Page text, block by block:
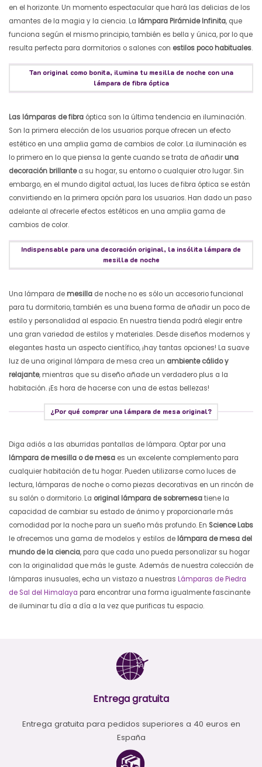
en el horizonte. Un momento espectacular que hará las delicias de los
amantes de la magia y la ciencia. La lámpara Pirámide Infinita, que
funciona según el mismo principio, también es bella y única, por lo que
resulta perfecta para dormitorios o salones con estilos poco habituales.
Tan original como bonita, ilumina tu mesilla de noche con una
lámpara de fibra óptica
Las lámparas de fibra óptica son la última tendencia en iluminación.
Son la primera elección de los usuarios porque ofrecen un efecto
estético en una amplia gama de cambios de color. La iluminación es
lo primero en lo que piensa la gente cuando se trata de añadir una
decoración brillantea su hogar, su entorno o cualquier otro lugar. Sin
embargo, en el mundo digital actual, las luces de fibra óptica se están
convirtiendo en la primera opción para los usuarios. Han dado un paso
adelante al ofrecerle efectos estéticos en una amplia gama de
cambios de color.
Indispensable para una decoración original, la insólita lámpara de
mesilla de noche
Una lámpara de mesilla de noche no es sólo un accesorio funcional
para tu dormitorio, también es una buena forma de añadir un poco de
estilo y personalidad al espacio. En nuestra tienda podrá elegir entre
una gran variedad de estilos y materiales. Desde diseños modernos y
elegantes hasta un aspecto científico, ¡hay tantas opciones! La suave
luz de una original lámpara de mesa crea un ambiente cálido y
relajante, mientras que su diseño añade un verdadero plus a la
habitación. ¡Es hora de hacerse con una de estas bellezas!
¿Por qué comprar una lámpara de mesa original?
Diga adiós a las aburridas pantallas de lámpara. Optar por una
lámpara de mesilla o de mesa es un excelente complemento para
cualquier habitación de tu hogar. Pueden utilizarse como luces de
lectura, lámparas de noche o como piezas decorativas en un rincón de
su salón o dormitorio. La original lámpara de sobremesatiene la
capacidad de cambiar su estado de ánimo y proporcionarle más
comodidad por la noche para un sueño más profundo. En Science Labs
le ofrecemos una gama de modelos y estilos de lámpara de mesa del
mundo de la ciencia, para que cada uno pueda personalizar su hogar
con la originalidad que más le guste. Además de nuestra colección de
lámparas inusuales, echa un vistazo a nuestras Lámparas de Piedra
de Sal del Himalaya para encontrar una forma igualmente fascinante
de iluminar tu día a día a la vez que purificas tu espacio.
Entrega gratuita
Entrega gratuita para pedidos superiores a 40 euros en
España